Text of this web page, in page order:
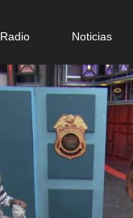
Radio Noticias